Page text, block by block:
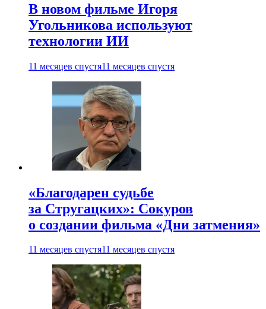
В новом фильме Игоря
Угольникова используют
технологии ИИ
11 месяцев спустя11 месяцев спустя
«Благодарен судьбе
за Стругацких»: Сокуров
о создании фильма «Дни затмения»
11 месяцев спустя11 месяцев спустя